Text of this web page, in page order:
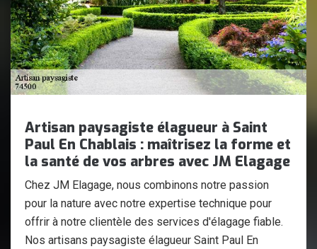
Artisan paysagiste élagueur à Saint
Paul En Chablais : maîtrisez la forme et
la santé de vos arbres avec JM Elagage
Chez JM Elagage, nous combinons notre passion
pour la nature avec notre expertise technique pour
offrir à notre clientèle des services d'élagage fiable.
Nos artisans paysagiste élagueur Saint Paul En